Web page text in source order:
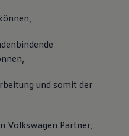
und somit der
Volkswagen Partner,